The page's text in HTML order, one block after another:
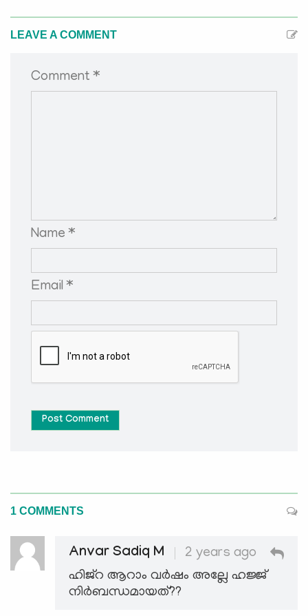
LEAVE A COMMENT
Comment *
Name *
Email *
Post Comment
1 COMMENTS
Anvar Sadiq M
2 years ago
ഹിജ്റ ആറാം വർഷം അല്ലേ ഹജ്ജ്
നിർബന്ധമായത്??